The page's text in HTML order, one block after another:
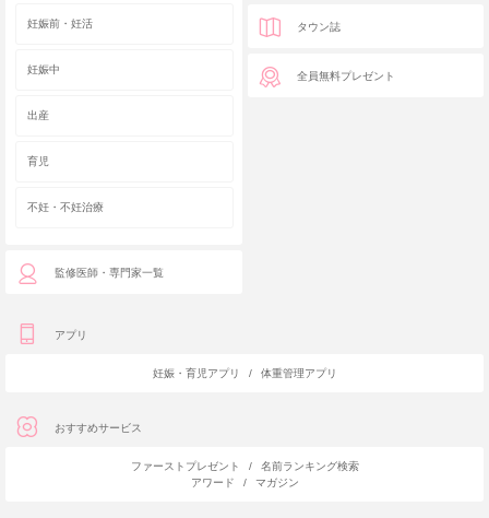
妊娠前・妊活
妊娠中
出産
育児
不妊・不妊治療
監修医師・専門家一覧
タウン誌
全員無料プレゼント
アプリ
妊娠・育児アプリ / 体重管理アプリ
おすすめサービス
ファーストプレゼント /
名前ランキング検索
アワード
/ マガジン